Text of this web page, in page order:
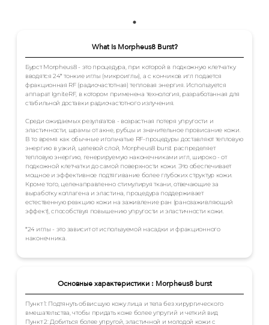
What Is Morpheus8 Burst?
Бурст Morpheus8 - это процедура, при которой в подкожную клетчатку
вводятся 24* тонкие иглы (микроиглы), а с кончиков игл подается
фракционная RF (радиочастотная) тепловая энергия. Используется
аппарат IgniteRF, в котором применена технология, разработанная для
стабильной доставки радиочастотного излучения.
Среди ожидаемых результатов - возрастная потеря упругости и
эластичности, шрамы от акне, рубцы и значительное провисание кожи.
В то время как обычные игольчатые RF-процедуры доставляют тепловую
энергию в узкий, целевой слой, Morpheus8 burst распределяет
тепловую энергию, генерируемую наконечниками игл, широко - от
подкожной клетчатки до самой поверхности кожи. Это обеспечивает
мощное и эффективное подтягивание более глубоких структур кожи.
Кроме того, целенаправленно стимулируя ткани, отвечающие за
выработку коллагена и эластина, процедура поддерживает
естественную реакцию кожи на заживление ран (ранозаживляющий
эффект), способствуя повышению упругости и эластичности кожи.
*24 иглы - это зависит от используемой насадки и фракционного
наконечника.
Основные характеристики : Morpheus8 burst
Пункт 1: Подтянуть обвисшую кожу лица и тела без хирургического
вмешательства, чтобы придать коже более упругий и четкий вид
Пункт 2: Добиться более упругой, эластичной и молодой кожи с